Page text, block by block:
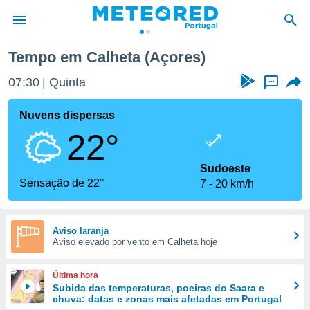
da
foi
fornecidas
a este
das
forma
digital
Tempo em Calheta (Açores)
07:30 Quinta ...
Nuvens dispersas
22°
Sensação de 22°
Sudoeste
7
20 km/h
Aviso laranja
Aviso elevado por vento em Calheta hoje
Última hora
Subida das temperaturas, poeiras do Saara e
chuva: datas e zonas mais afetadas em Portugal